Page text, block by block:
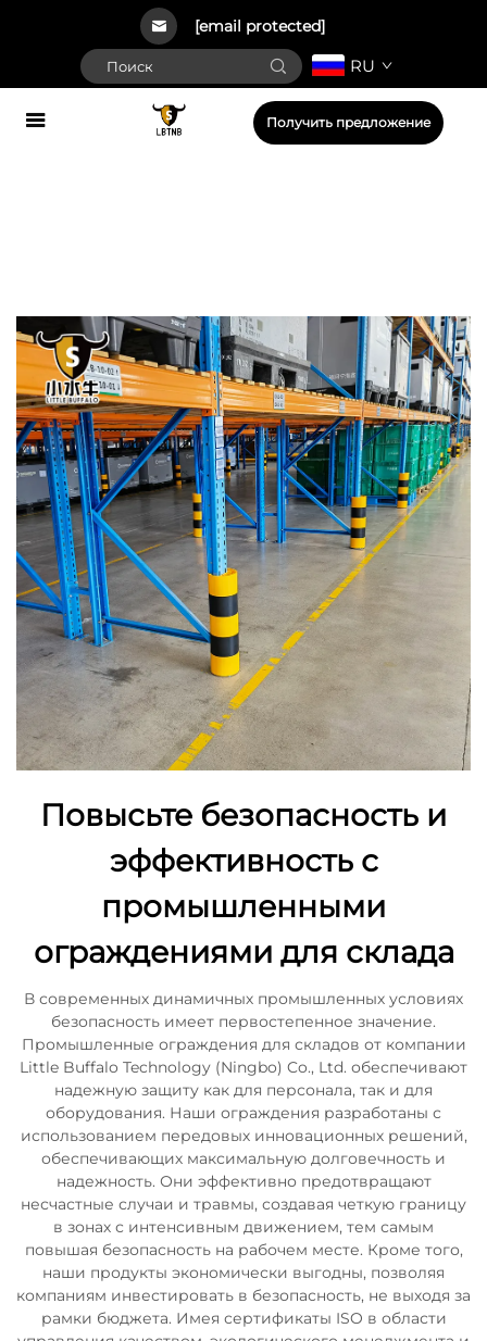
[email protected]
RU
Получить предложение
Повысьте безопасность и
эффективность с
промышленными
ограждениями для склада
В современных динамичных промышленных условиях
безопасность имеет первостепенное значение.
Промышленные ограждения для складов от компании
Little Buffalo Technology (Ningbo) Co., Ltd. обеспечивают
надежную защиту как для персонала, так и для
оборудования. Наши ограждения разработаны с
использованием передовых инновационных решений,
обеспечивающих максимальную долговечность и
надежность. Они эффективно предотвращают
несчастные случаи и травмы, создавая четкую границу
в зонах с интенсивным движением, тем самым
повышая безопасность на рабочем месте. Кроме того,
наши продукты экономически выгодны, позволяя
компаниям инвестировать в безопасность, не выходя за
рамки бюджета. Имея сертификаты ISO в области